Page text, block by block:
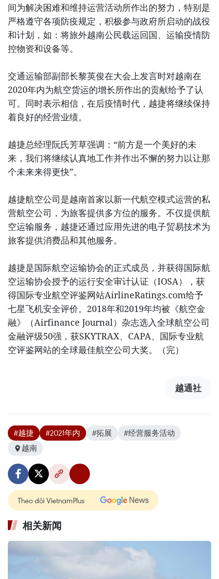
间为解决困难和维持运营活动所作出的努力，特别是
严格遵守各项防疫规定，积极参与政府所启动的战役
和计划，如：将旅外越南公民载运回国、运输疫情防
控物资和设备等。
交通运输部副部长黎英俊在大会上发言时对越南在
2020年内为航空货运的增长所作出的贡献给予了认
可。同时表示相信，在后疫情时代，越捷将继续保持
着良好的经营业绩。
越捷总经理阮氏芳草强调：“前方是一个美好的未
来，我们将继续认真地工作并作出不懈的努力以让那
个未来来得更快”。
越捷航空公司是越南首家以新一代航空模式运营的私
营航空公司，为旅客提供多方位的服务。不仅提供航
空运输服务，越捷还通过应用先进的电子贸易技术为
旅客提供消费品和其他服务。
越捷是国际航空运输协会的正式成员，并获得国际航
空运输协会授予的运行安全审计认证（IOSA），获
得国际专业航空评鉴网站AirlineRatings.com给予
七星飞机安全评价。2018年和2019年均被《航空金
融》（Airfinance Journal）杂志选入全球航空公司
金融评级50强，获SKYTRAX、CAPA、国际专业航
空评鉴网站的全球最佳航空公司大奖。（完）
越通社
#越捷 #2021年内 #拓展
#经营服务活动
越南
Theo dõi VietnamPlus
相关新闻